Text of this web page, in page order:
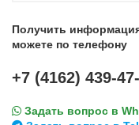
Получить
можете по телефону
+7 (4162) 439-
Задать вопрос в